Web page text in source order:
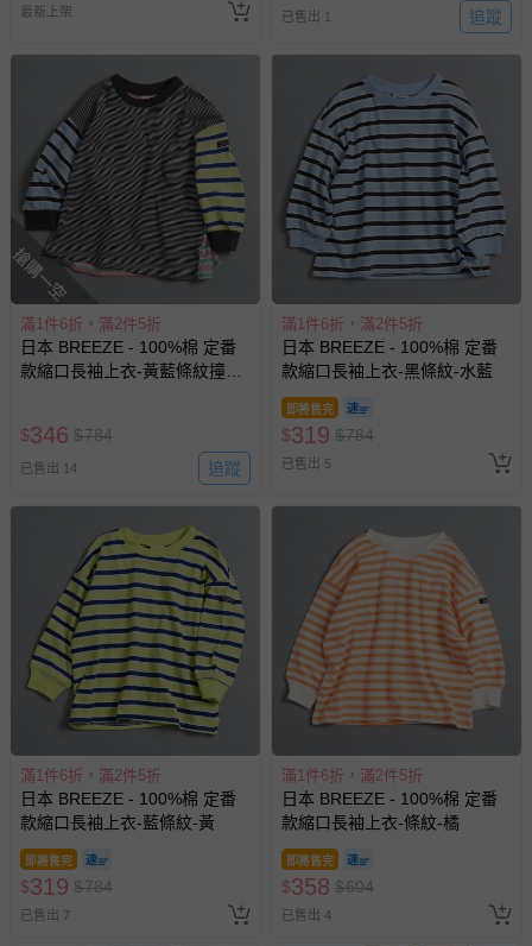
最新上架 已售出 1 追蹤
搶購一空
滿1件6折，滿2件5折
日本 BREEZE - 100%棉 定番
款縮口長袖上衣-黃藍條紋撞色-
$346 $784
已售出 14 追蹤
滿1件6折，滿2件5折
日本 BREEZE - 100%棉 定番
款縮口長袖上衣-黑條紋-水藍
即將售完
$319 $784
已售出 5
滿1件6折，滿2件5折
日本 BREEZE - 100%棉 定番
款縮口長袖上衣-藍條紋-黃
即將售完
$319 $784
已售出 7
滿1件6折，滿2件5折
日本 BREEZE - 100%棉 定番
款縮口長袖上衣-條紋-橘
即將售完
$358 $604
已售出 4